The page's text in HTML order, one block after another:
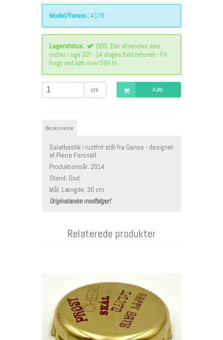
Model/Varenr.:4178
Lagerstatus:
OBS: Der afsendes ikke
ordrer i uge 32! - 14 dages fuld returret - Fri
fragt ved køb over 599 kr.
stk. Køb
Beskrivelse
Salatbestik i rustfrit stål fra Gense - designet
af Pierre Forssell.
Produktionsår: 2014
Stand: God
Mål: Længde: 30 cm.
Originalæske medfølger!
Relaterede produkter